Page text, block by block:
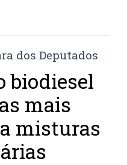
biodiesel
mais
misturas